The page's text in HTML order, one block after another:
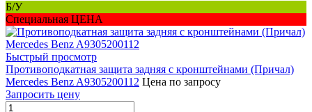
Б/У
Специальная ЦЕНА
Быстрый просмотр
Противоподкатная защита задняя с кронштейнами (Причал)
Mercedes Benz A9305200112 Цена по запросу
Запросить цену